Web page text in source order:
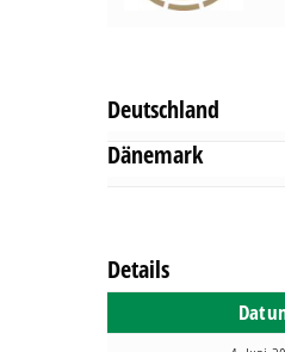
Deutschland
Dänemark
Details